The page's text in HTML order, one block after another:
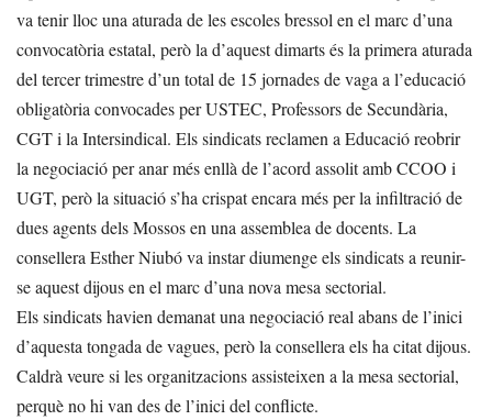
va tenir lloc una aturada de les escoles bressol en el marc d’una
convocatòria estatal, però la d’aquest dimarts és la primera aturada
del tercer trimestre d’un total de 15 jornades de vaga a l’educació
obligatòria convocades per USTEC, Professors de Secundària,
CGT i la Intersindical. Els sindicats reclamen a Educació reobrir
la negociació per anar més enllà de l’acord assolit amb CCOO i
UGT, però la situació s’ha crispat encara més per la infiltració de
dues agents dels Mossos en una assemblea de docents. La
consellera Esther Niubó va instar diumenge els sindicats a reunir-
se aquest dijous en el marc d’una nova mesa sectorial.
Els sindicats havien demanat una negociació real abans de l’inici
d’aquesta tongada de vagues, però la consellera els ha citat dijous.
Caldrà veure si les organitzacions assisteixen a la mesa sectorial,
perquè no hi van des de l’inici del conflicte.